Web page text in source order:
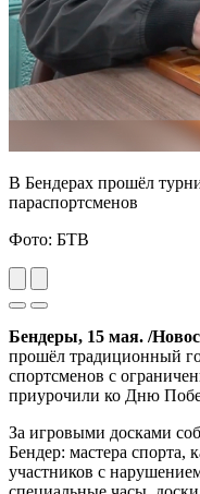
В Бендерах прошёл
параспортсменов
Фото: БТВ
Previous
Next
Бендеры, 15 мая. /
прошёл традиционный
спортсменов с
приурочили ко Дню
За игровыми досками
Бендер: мастера
участников с